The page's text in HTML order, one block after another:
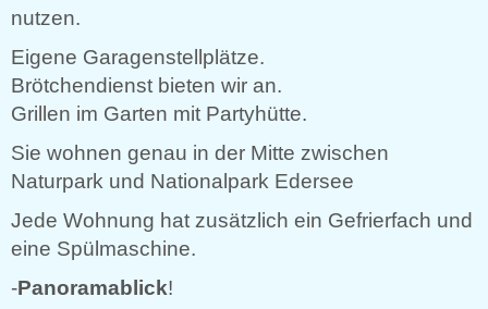
nutzen.
Eigene Garagenstellplätze.
Brötchendienst bieten wir an.
Grillen im Garten mit Partyhütte.
Sie wohnen genau in der Mitte zwischen
Naturpark und Nationalpark Edersee
Jede Wohnung hat zusätzlich ein Gefrierfach und
eine Spülmaschine.
-Panoramablick!